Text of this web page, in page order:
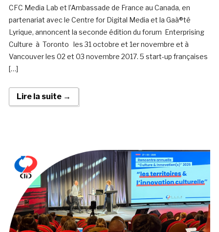
CFC Media Lab et l’Ambassade de France au Canada, en
partenariat avec le Centre for Digital Media et la Gaà®té
Lyrique, annoncent la seconde édition du forum Enterprising
Culture à Toronto les 31 octobre et 1er novembre et à
Vancouver les 02 et 03 novembre 2017. 5 start-up françaises
[…]
Lire la suite →